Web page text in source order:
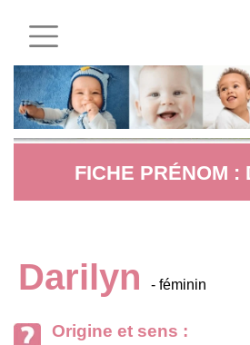
FICHE PRÉNOM :
Darilyn - féminin
Origine et sens :